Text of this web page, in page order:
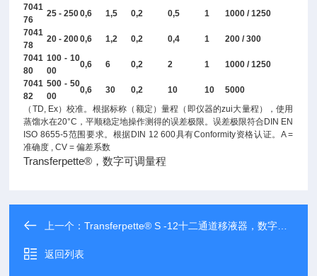
7041
76
25 - 2500,6 1,5 0,2 0,5 1
1000 / 1250
7041
78
20 - 2000,6 1,2 0,2 0,4 1
200 / 300
7041
80
100 - 10
00
0,6 6 0,2 2 1
1000 / 1250
7041
82
500 - 50
00
0,6 30 0,2 10 10
5000
（TD, Ex）校准。根据标称（额定）量程（即仪器的zui大量程），使用
蒸馏水在20°C，平顺稳定地操作测得的误差极限。误差极限符合DIN EN
ISO 8655-5范围要求。根据DIN 12 600具有Conformity资格认证。A =
准确度 , CV = 偏差系数
Transferpette®，数字可调量程
上一个：Transferpette® S -12十二通道移液器，数字可调量程
返回列表